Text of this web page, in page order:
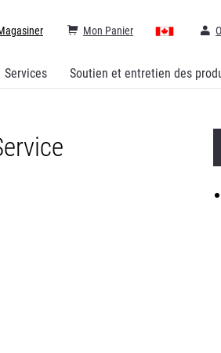
Services Soutien et entretien des
Mon Panier